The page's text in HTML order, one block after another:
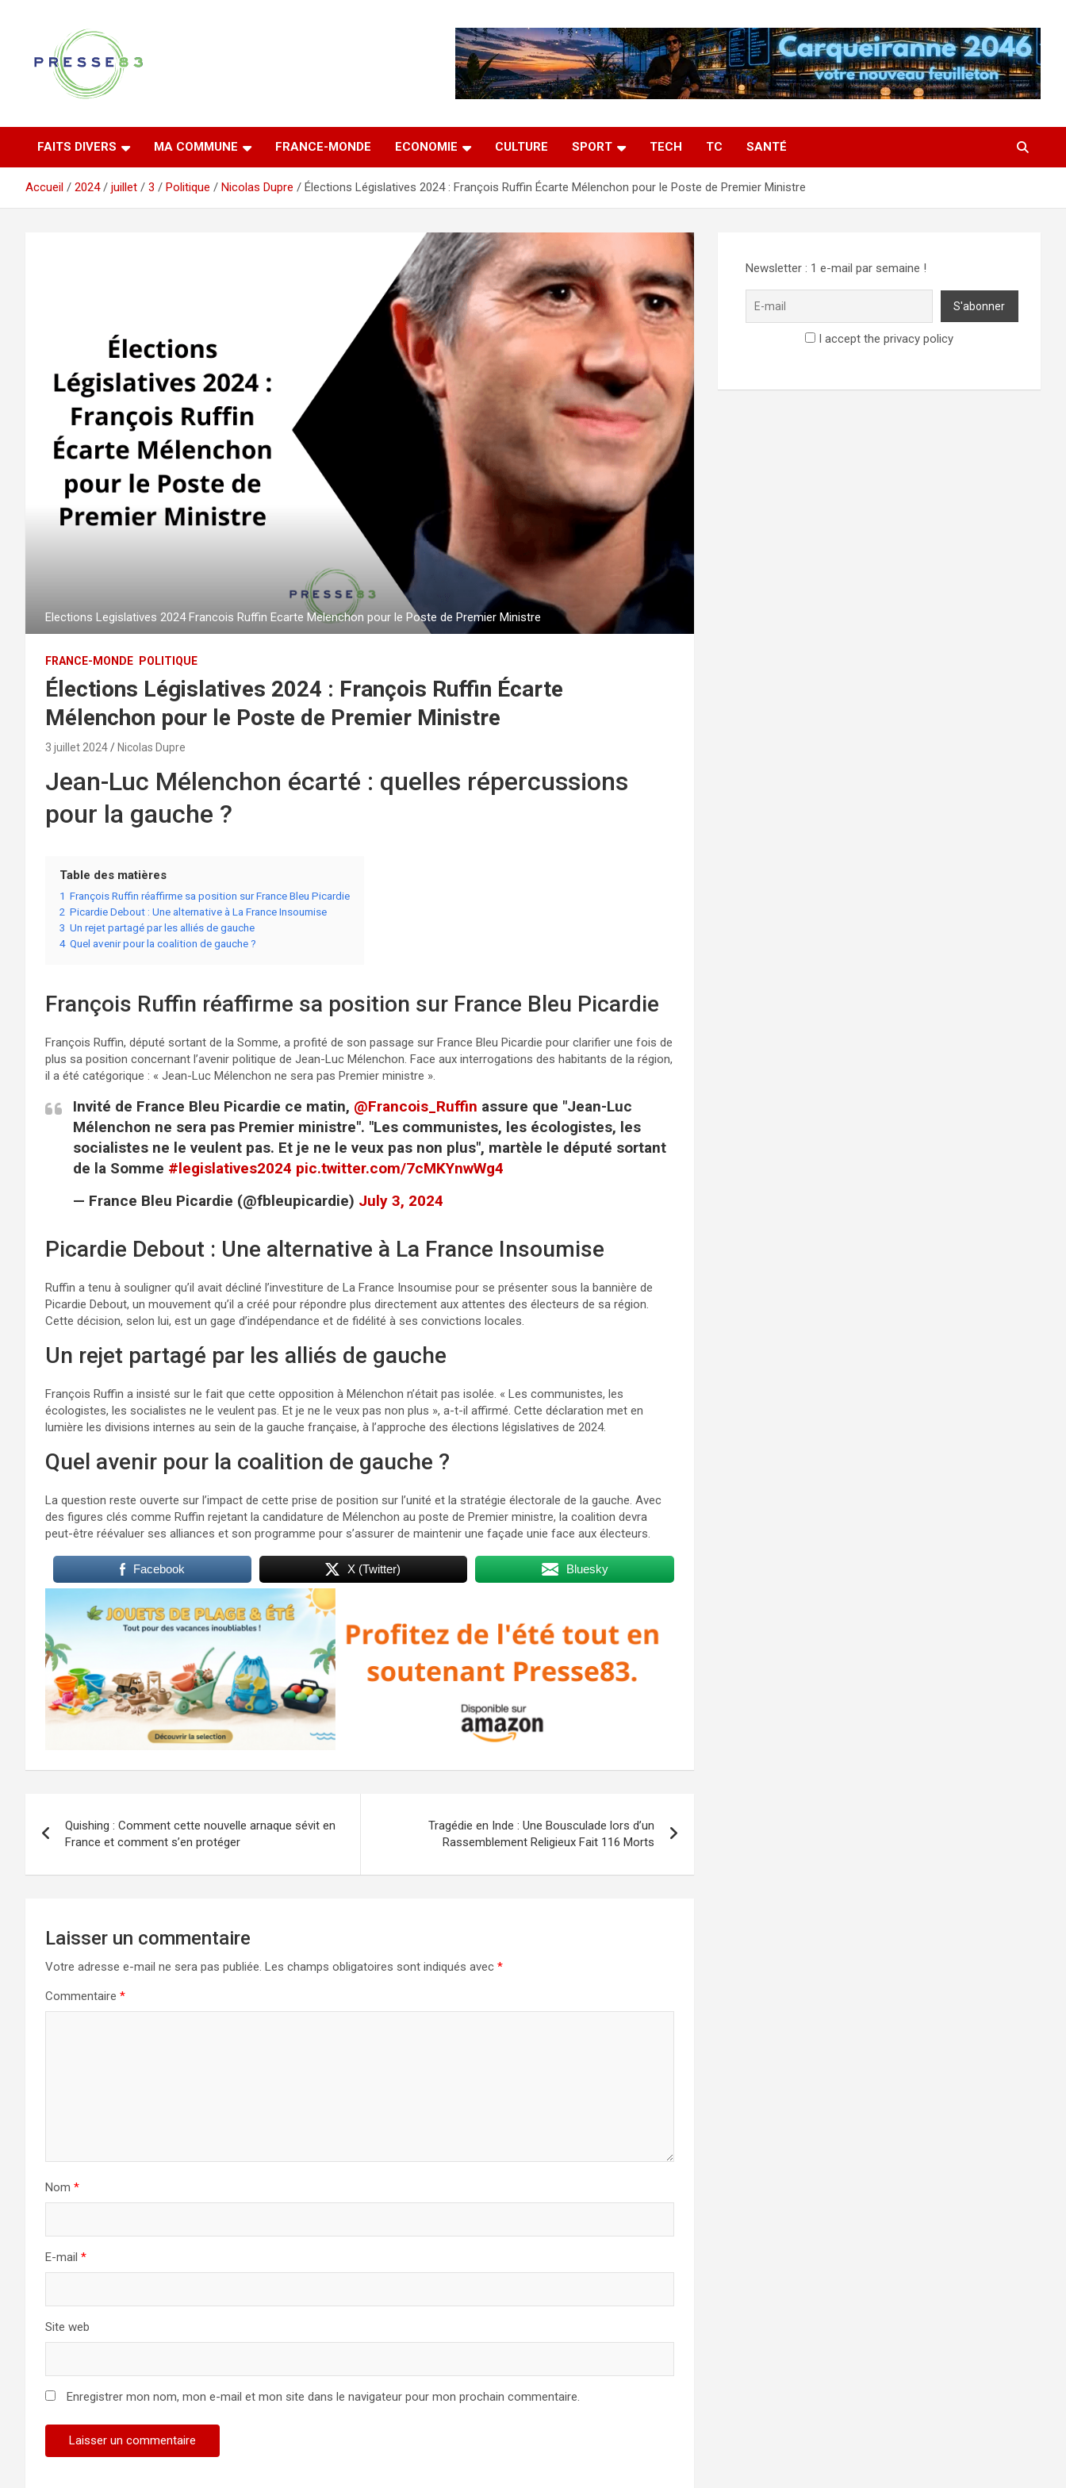
Presse 83
FAITS DIVERS MA COMMUNE FRANCE-MONDE ECONOMIE CULTURE SPORT TECH TC SANTÉ
Accueil 2024 juillet 3 Politique Nicolas Dupre Élections Législatives 2024 : François Ruffin Écarte Mélenchon pour le Poste de Premier Ministre
Elections Legislatives 2024 Francois Ruffin Ecarte Melenchon pour le Poste de Premier Ministre
FRANCE-MONDE POLITIQUE
Élections Législatives 2024 : François Ruffin Écarte
Mélenchon pour le Poste de Premier Ministre
3 juillet 2024 Nicolas Dupre
Jean-Luc Mélenchon écarté : quelles répercussions
pour la gauche ?
Table des matières
1 François Ruffin réaffirme sa position sur France Bleu Picardie
2 Picardie Debout : Une alternative à La France Insoumise
3 Un rejet partagé par les alliés de gauche
4 Quel avenir pour la coalition de gauche ?
François Ruffin réaffirme sa position sur France Bleu Picardie
François Ruffin, député sortant de la Somme, a profité de son passage sur France Bleu Picardie pour clarifier une fois de
plus sa position concernant l’avenir politique de Jean-Luc Mélenchon. Face aux interrogations des habitants de la région,
il a été catégorique : « Jean-Luc Mélenchon ne sera pas Premier ministre ».
Invité de France Bleu Picardie ce matin, @Francois_Ruffin assure que "Jean-Luc
Mélenchon ne sera pas Premier ministre". "Les communistes, les écologistes, les
socialistes ne le veulent pas. Et je ne le veux pas non plus", martèle le député sortant
de la Somme #legislatives2024 pic.twitter.com/7cMKYnwWg4
— France Bleu Picardie (@fbleupicardie) July 3, 2024
Picardie Debout : Une alternative à La France Insoumise
Ruffin a tenu à souligner qu’il avait décliné l’investiture de La France Insoumise pour se présenter sous la bannière de
Picardie Debout, un mouvement qu’il a créé pour répondre plus directement aux attentes des électeurs de sa région.
Cette décision, selon lui, est un gage d’indépendance et de fidélité à ses convictions locales.
Un rejet partagé par les alliés de gauche
François Ruffin a insisté sur le fait que cette opposition à Mélenchon n’était pas isolée. « Les communistes, les
écologistes, les socialistes ne le veulent pas. Et je ne le veux pas non plus », a-t-il affirmé. Cette déclaration met en
lumière les divisions internes au sein de la gauche française, à l’approche des élections législatives de 2024.
Quel avenir pour la coalition de gauche ?
La question reste ouverte sur l’impact de cette prise de position sur l’unité et la stratégie électorale de la gauche. Avec
des figures clés comme Ruffin rejetant la candidature de Mélenchon au poste de Premier ministre, la coalition devra
peut-être réévaluer ses alliances et son programme pour s’assurer de maintenir une façade unie face aux électeurs.
Facebook X (Twitter) Bluesky
de
l’article
Quishing : Comment cette nouvelle arnaque sévit en
France et comment s’en protéger
Tragédie en Inde : Une Bousculade lors d’un
Rassemblement Religieux Fait 116 Morts
Laisser un commentaire
Votre adresse e-mail ne sera pas publiée. Les champs obligatoires sont indiqués avec *
Commentaire *
Nom *
E-mail *
Site web
Enregistrer mon nom, mon e-mail et mon site dans le navigateur pour mon prochain commentaire.
Newsletter : 1 e-mail par semaine !
I accept the privacy policy